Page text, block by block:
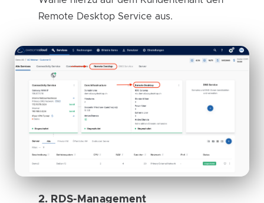
Remote Desktop Service aus.
2. RDS-Management